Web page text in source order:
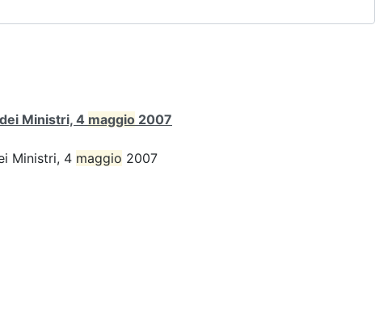
Ministri, 4 maggio 2007
Ministri, 4 maggio 2007